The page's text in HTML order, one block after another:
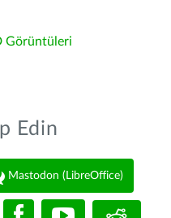
Görüntüleri
Edin
Mastodon (LibreOffice)